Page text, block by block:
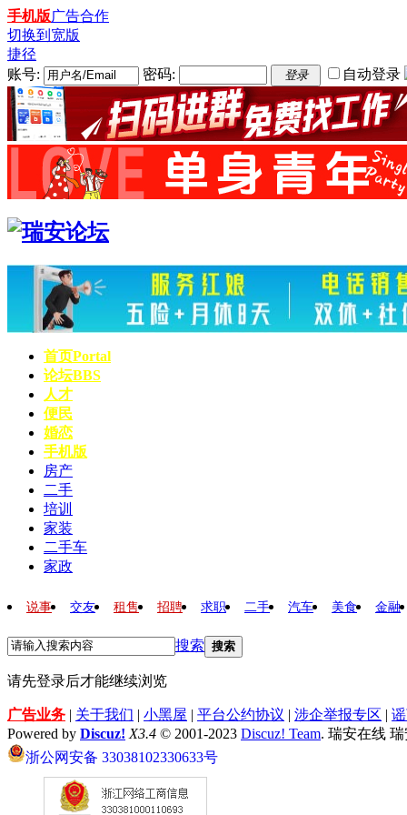
手机版广告合作
切换到宽版
捷径
账号:
密码: 登录 自动登录
首页Portal
论坛BBS
人才
便民
婚恋
手机版
房产
二手
培训
家装
二手车
家政
说事 交友 租售 招聘 求职 二手 汽车 美食 金融
搜索 搜索
请先登录后才能继续浏览
广告业务 | 关于我们 | 小黑屋 | 平台公约协议 | 涉企举报专区 |
Powered by Discuz! X3.4 © 2001-2023 Discuz! Team. 瑞安在线
浙公网安备 33038102330633号